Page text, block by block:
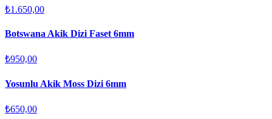
₺1.650,00
Botswana Akik Dizi Faset 6mm
₺950,00
Yosunlu Akik Moss Dizi 6mm
₺650,00